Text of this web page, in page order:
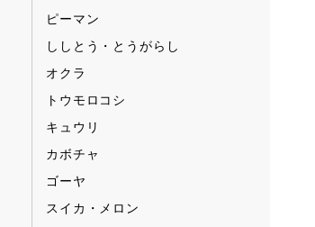
ピーマン
ししとう・とうがらし
オクラ
トウモロコシ
キュウリ
カボチャ
ゴーヤ
スイカ・メロン